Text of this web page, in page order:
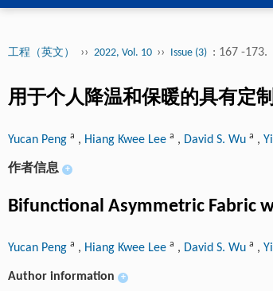
工程（英文） ›› 2022, Vol. 10 ›› Issue (3) : 167 -173.
用于个人降温和保暖的具有定
Yucan Peng a , Hiang Kwee Lee a , David S. Wu a ,
作者信息 +
Bifunctional Asymmetric Fabric
Yucan Peng a , Hiang Kwee Lee a , David S. Wu a ,
Author information +